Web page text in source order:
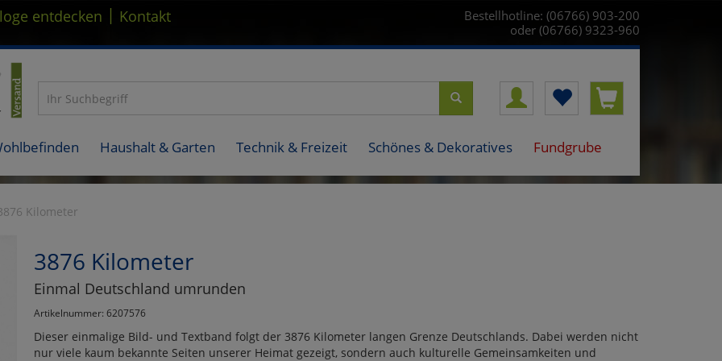
entdecken | Kontakt
Bestellhotline: (06766) 903-200
oder (06766) 9323-960
Haushalt & Garten Technik & Freizeit Schönes & Dekoratives Fundgrube
Kilometer
3876 Kilometer
Einmal Deutschland umrunden
Artikelnummer: 6207576
Dieser einmalige Bild- und Textband folgt der 3876 Kilometer langen Grenze Deutschlands. Dabei werden nicht
nur viele kaum bekannte Seiten unserer Heimat gezeigt, sondern auch kulturelle Gemeinsamkeiten und